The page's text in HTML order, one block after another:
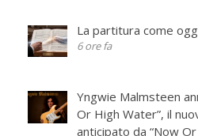
La partitura come
6 ore fa
Yngwie Malmsteen
Or High Water”, il
anticipato da “Now